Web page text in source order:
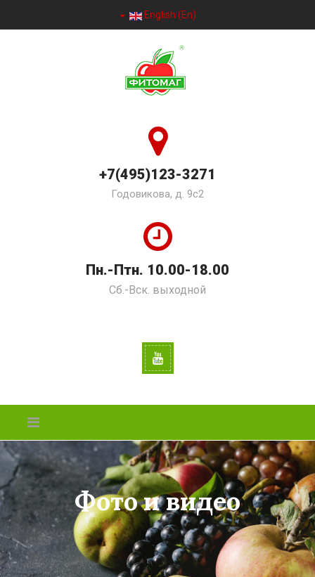
English (En)
+7(495)123-3271
Годовикова, д. 9с2
Пн.-Птн. 10.00-18.00
Сб.-Вск. выходной
Фото и видео